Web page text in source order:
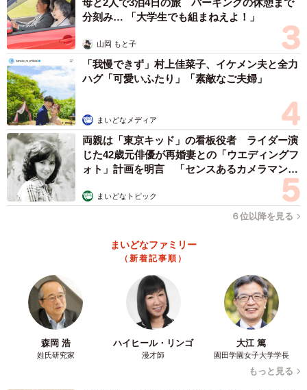
木箱に並んで販売される様子は、キウイフルーツそっくり（提供）
また、商品ディスプレイのアイデアについて、「マスコッ
トの方はキウイフルーツと同じサイズで作っていることも
あって、店舗の担当者さんと『木箱にぎゅうぎゅうに入っ
ていたらとてもかわいいですよね…』と盛り上がったんで
す。そのときは雑談程度でしたが、完成した売場を見ると
本当に実現していて…イメージぴったり！とびっくりしま
した」と楢崎さん。
ボールチェーンにはカットキウイのアクセント付き（提供）
母と2人で3泊4日の旅 パーキングの休憩まで
分刻み… 「大学生でも組まねえよ！」
山岡 もと子
「我慢できず」村上佳菜子、イケメン夫と全力
ハグ「可愛いふたり」「素敵なご夫婦」
まいどなメディア
両親は「東京キッド」の看板役者 ライダー演
じた42歳元俳優が再婚妻との「ウエディングフ
ォト」計画を明言 「センスあるカメラマン求
まいどなトピック
６位以降を見る
まいどなファミリー
（新着記事順）
森岡 浩
姓氏研究家
ハイヒール・リンゴ
漫才師
大江 篤
園田学園女子大学学長
もっと見る